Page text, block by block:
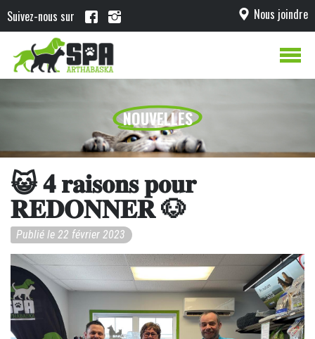
Suivez-nous sur Nous joindre
NOUVELLES
😺 𝟒 𝐫𝐚𝐢𝐬𝐨𝐧𝐬 𝐩𝐨𝐮𝐫
𝐑𝐄𝐃𝐎𝐍𝐍𝐄𝐑 🐶
Publié le 22 février 2023